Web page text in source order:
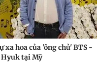
xa hoa của 'ông chủ' BTS -
Hyuk tại Mỹ